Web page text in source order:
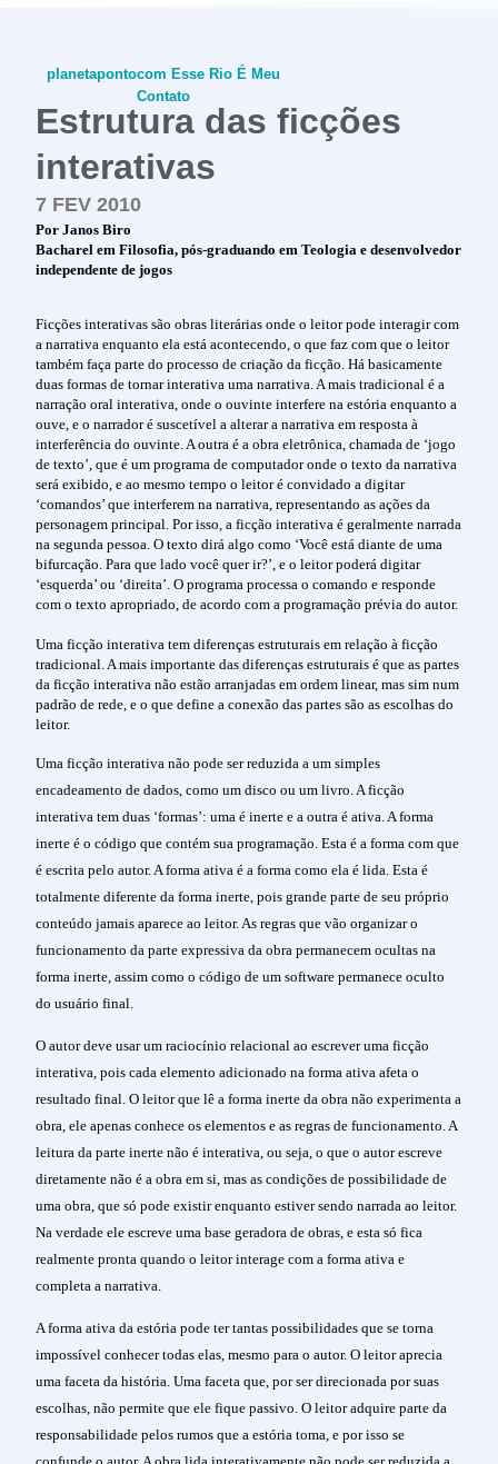
planetapontocom Esse Rio É Meu
Contato
Estrutura das ficções
interativas
7 FEV 2010
Por Janos Biro
Bacharel em Filosofia, pós-graduando em Teologia e desenvolvedor
independente de jogos
Ficções interativas são obras literárias onde o leitor pode interagir com
a narrativa enquanto ela está acontecendo, o que faz com que o leitor
também faça parte do processo de criação da ficção. Há basicamente
duas formas de tornar interativa uma narrativa. A mais tradicional é a
narração oral interativa, onde o ouvinte interfere na estória enquanto a
ouve, e o narrador é suscetível a alterar a narrativa em resposta à
interferência do ouvinte. A outra é a obra eletrônica, chamada de ‘jogo
de texto’, que é um programa de computador onde o texto da narrativa
será exibido, e ao mesmo tempo o leitor é convidado a digitar
‘comandos’ que interferem na narrativa, representando as ações da
personagem principal. Por isso, a ficção interativa é geralmente narrada
na segunda pessoa. O texto dirá algo como ‘Você está diante de uma
bifurcação. Para que lado você quer ir?’, e o leitor poderá digitar
‘esquerda’ ou ‘direita’. O programa processa o comando e responde
com o texto apropriado, de acordo com a programação prévia do autor.
Uma ficção interativa tem diferenças estruturais em relação à ficção
tradicional. A mais importante das diferenças estruturais é que as partes
da ficção interativa não estão arranjadas em ordem linear, mas sim num
padrão de rede, e o que define a conexão das partes são as escolhas do
leitor.
Uma ficção interativa não pode ser reduzida a um simples
encadeamento de dados, como um disco ou um livro. A ficção
interativa tem duas ‘formas’: uma é inerte e a outra é ativa. A forma
inerte é o código que contém sua programação. Esta é a forma com que
é escrita pelo autor. A forma ativa é a forma como ela é lida. Esta é
totalmente diferente da forma inerte, pois grande parte de seu próprio
conteúdo jamais aparece ao leitor. As regras que vão organizar o
funcionamento da parte expressiva da obra permanecem ocultas na
forma inerte, assim como o código de um software permanece oculto
do usuário final.
O autor deve usar um raciocínio relacional ao escrever uma ficção
interativa, pois cada elemento adicionado na forma ativa afeta o
resultado final. O leitor que lê a forma inerte da obra não experimenta a
obra, ele apenas conhece os elementos e as regras de funcionamento. A
leitura da parte inerte não é interativa, ou seja, o que o autor escreve
diretamente não é a obra em si, mas as condições de possibilidade de
uma obra, que só pode existir enquanto estiver sendo narrada ao leitor.
Na verdade ele escreve uma base geradora de obras, e esta só fica
realmente pronta quando o leitor interage com a forma ativa e
completa a narrativa.
A forma ativa da estória pode ter tantas possibilidades que se torna
impossível conhecer todas elas, mesmo para o autor. O leitor aprecia
uma faceta da história. Uma faceta que, por ser direcionada por suas
escolhas, não permite que ele fique passivo. O leitor adquire parte da
responsabilidade pelos rumos que a estória toma, e por isso se